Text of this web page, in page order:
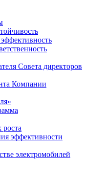
Совета директоров
Компании
эффективности
электромобилей